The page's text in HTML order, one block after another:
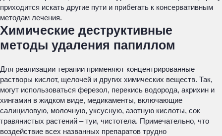
приходится искать другие пути и прибегать к консервативным
методам лечения.
Химические деструктивные
методы удаления папиллом
Для реализации терапии применяют концентрированные
растворы кислот, щелочей и других химических веществ. Так,
могут использоваться ферезол, перекись водорода, акрихин и
хингамин в жидком виде, медикаменты, включающие
салициловую, молочную, уксусную, азотную кислоты, сок
травянистых растений – туи, чистотела. Примечательно, что
воздействие всех названных препаратов трудно